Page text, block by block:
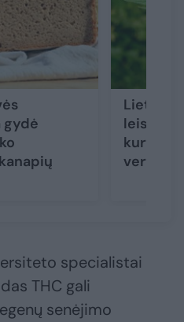
gydė
leisti iš
kurti
vertę
specialistai
THC gali
senėjimo